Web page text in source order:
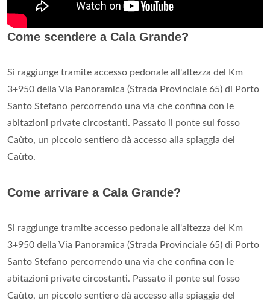
Come scendere a Cala Grande?
Si raggiunge tramite accesso pedonale all'altezza del Km
3+950 della Via Panoramica (Strada Provinciale 65) di Porto
Santo Stefano percorrendo una via che confina con le
abitazioni private circostanti. Passato il ponte sul fosso
Caùto, un piccolo sentiero dà accesso alla spiaggia del
Caùto.
Come arrivare a Cala Grande?
Si raggiunge tramite accesso pedonale all'altezza del Km
3+950 della Via Panoramica (Strada Provinciale 65) di Porto
Santo Stefano percorrendo una via che confina con le
abitazioni private circostanti. Passato il ponte sul fosso
Caùto, un piccolo sentiero dà accesso alla spiaggia del